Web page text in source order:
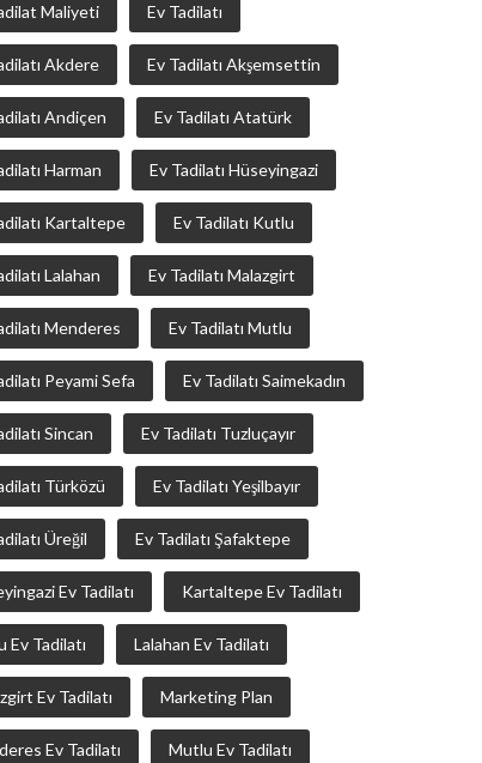
Maliyeti Ev Tadilatı
Akdere Ev Tadilatı Akşemsettin
Andiçen Ev Tadilatı Atatürk
Harman Ev Tadilatı Hüseyingazi
Kartaltepe Ev Tadilatı Kutlu
Lalahan Ev Tadilatı Malazgirt
Menderes Ev Tadilatı Mutlu
Peyami Sefa Ev Tadilatı Saimekadın
Sincan Ev Tadilatı Tuzluçayır
Türközü Ev Tadilatı Yeşilbayır
Üreğil Ev Tadilatı Şafaktepe
Ev Tadilatı Kartaltepe Ev Tadilatı
Ev Tadilatı Lalahan Ev Tadilatı
Ev Tadilatı Marketing Plan
Ev Tadilatı Mutlu Ev Tadilatı